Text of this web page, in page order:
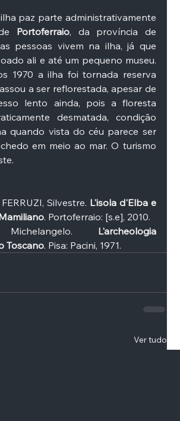
paz parte administrativamente
Portoferraio, da província de
pessoas vivem na ilha, já que
ali e até um pequeno museu.
1970 a ilha foi tornada reserva
a ser reflorestada, apesar de
lento ainda, pois a floresta
desmatada, condição
quando vista do céu parece ser
em meio ao mar. O turismo
Silvestre. L'isola d'Elba e
. Portoferraio: [s.e], 2010.
Michelangelo. L'archeologia
Toscano. Pisa: Pacini, 1971.
Ver tudo